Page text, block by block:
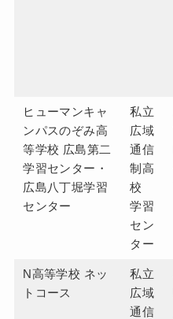
ヒューマンキャ
ンパスのぞみ高
等学校 広島第二
学習センター・
広島八丁堀学習
センター
私立
広域
通信
制高
校
学習
セン
ター
N高等学校 ネッ
トコース
私立
広域
通信